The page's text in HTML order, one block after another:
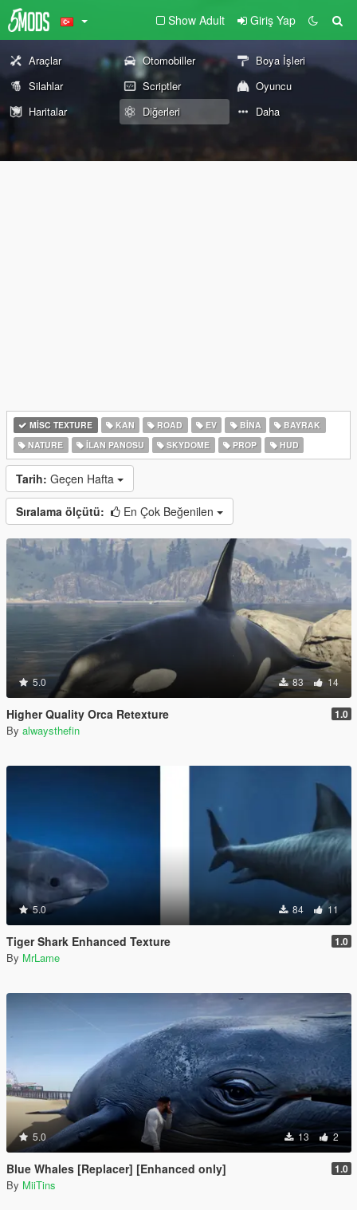
Show Adult Giriş Yap
Araçlar Otomobiller
Boya İşleri
Silahlar
Scriptler
Oyuncu
Haritalar
Diğerleri Daha
MISC TEXTURE KAN ROAD EV BINA
BAYRAK
NATURE
İLAN PANOSU SKYDOME PROP HUD
Tarih: Geçen Hafta
Sıralama ölçütü: En Çok Beğenilen
5.0 83 14
Higher Quality Orca Retexture 1.0
By alwaysthefin
5.0 84 11
Tiger Shark Enhanced Texture 1.0
By MrLame
5.0 13 2
Blue Whales [Replacer] [Enhanced only] 1.0
By MiiTins